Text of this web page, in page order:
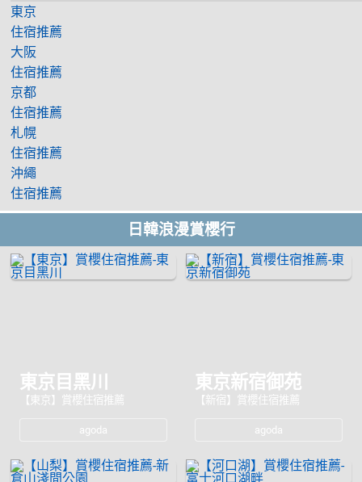
東京
住宿推薦
大阪
住宿推薦
京都
住宿推薦
札幌
住宿推薦
沖繩
住宿推薦
日韓浪漫賞櫻行
東京目黑川
【東京】賞櫻住宿推薦
agoda
東京新宿御苑
【新宿】賞櫻住宿推薦
agoda